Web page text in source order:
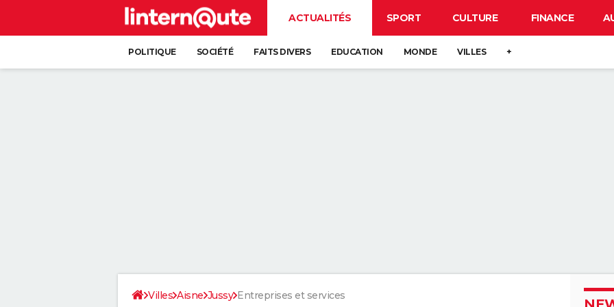
ACTUALITÉS SPORT CULTURE FINANCE
POLITIQUE SOCIÉTÉ FAITS DIVERS EDUCATION MONDE VILLES +
Villes Aisne Jussy Entreprises et services